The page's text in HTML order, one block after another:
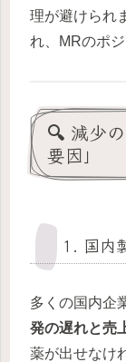
理が避けられ
れ、MRのポ
🔍 減少
要因」
1. 国内
多くの国内企
発の遅れと売
薬が出せなけ